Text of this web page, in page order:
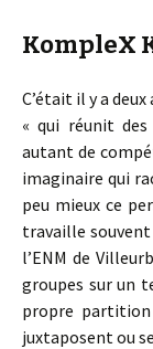
KompleX
C’était il y a
« qui réunit
autant de
imaginaire qui
peu mieux ce
travaille souvent
l’ENM de
groupes sur un
propre partition
juxtaposent ou